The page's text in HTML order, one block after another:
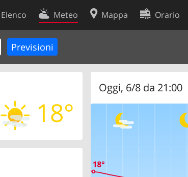
Elenco Meteo Mappa Orario
18°
Oggi, 6/8 da 21:00
Contatti
Condizioni d’uso